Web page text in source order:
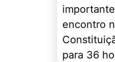
encontro
para 36